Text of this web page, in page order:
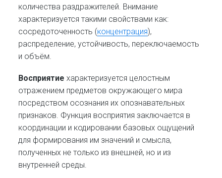
количества раздражителей. Внимание
характеризуется такими свойствами как:
сосредоточенность (концентрация),
распределение, устойчивость, переключаемость
и объём.
Восприятиехарактеризуется целостным
отражением предметов окружающего мира
посредством осознания их опознавательных
признаков. Функция восприятия заключается в
координации и кодировании базовых ощущений
для формирования им значений и смысла,
полученных не только из внешней, но и из
внутренней среды.